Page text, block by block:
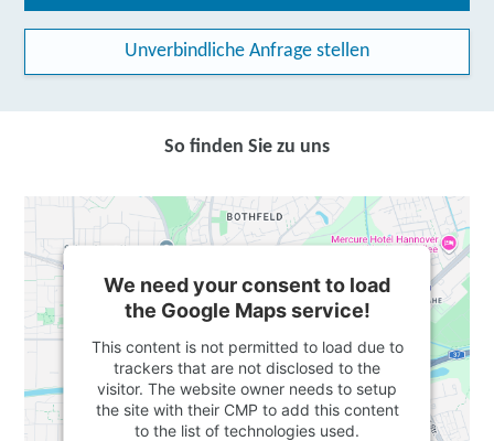
Unverbindliche Anfrage stellen
So finden Sie zu uns
We need your consent to load
the Google Maps service!
This content is not permitted to load due to
trackers that are not disclosed to the
visitor. The website owner needs to setup
the site with their CMP to add this content
to the list of technologies used.